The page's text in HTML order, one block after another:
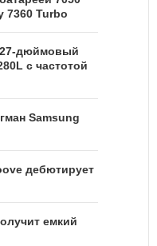
7360 Turbo
дюймовый
с частотой
Samsung
дебютирует
емкий